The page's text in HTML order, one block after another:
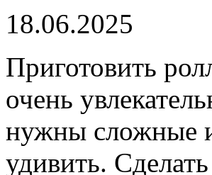
18.06.2025
Приготовить
очень
нужны сложные
удивить.